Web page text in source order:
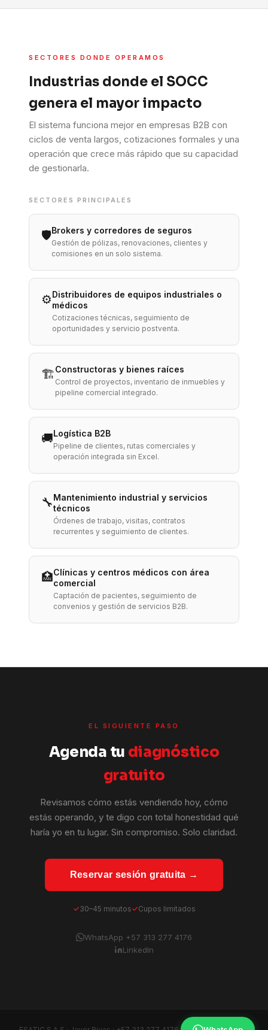
SECTORES DONDE OPERAMOS
Industrias donde el SOCC
genera el mayor impacto
El sistema funciona mejor en empresas B2B con
ciclos de venta largos, cotizaciones formales y una
operación que crece más rápido que su capacidad
de gestionarla.
SECTORES PRINCIPALES
🛡️Brokers y corredores de seguros
Gestión de pólizas, renovaciones, clientes y
comisiones en un solo sistema.
⚙️Distribuidores de equipos industriales o
médicos
Cotizaciones técnicas, seguimiento de
oportunidades y servicio postventa.
🏗️Constructoras y bienes raíces
Control de proyectos, inventario de inmuebles y
pipeline comercial integrado.
🚚Logística B2B
Pipeline de clientes, rutas comerciales y
operación integrada sin Excel.
🔧Mantenimiento industrial y servicios
técnicos
Órdenes de trabajo, visitas, contratos
recurrentes y seguimiento de clientes.
🏥Clínicas y centros médicos con área
comercial
Captación de pacientes, seguimiento de
convenios y gestión de servicios B2B.
EL SIGUIENTE PASO
Agenda tu diagnóstico
gratuito
Revisamos cómo estás vendiendo hoy, cómo
estás operando, y te digo con total honestidad qué
haría yo en tu lugar. Sin compromiso. Solo claridad.
Reservar sesión gratuita →
30–45 minutos Cupos limitados
WhatsApp +57 313 277 4176
LinkedIn